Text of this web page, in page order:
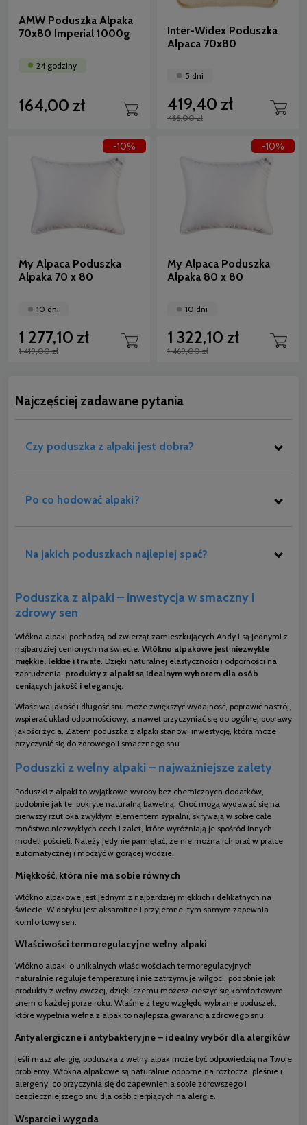
AMW Poduszka Alpaka
70x80 Imperial 1000g
24 godziny
164,00 zł
Inter-Widex Poduszka
Alpaca 70x80
5 dni
419,40 zł
466,00 zł
My Alpaca Poduszka
Alpaka 70 x 80
10 dni
1 277,10 zł
1 419,00 zł
-10%
My Alpaca Poduszka
Alpaka 80 x 80
10 dni
1 322,10 zł
1 469,00 zł
-10%
Najczęściej zadawane pytania
Czy poduszka z alpaki jest dobra?
Po co hodować alpaki?
Na jakich poduszkach najlepiej spać?
Poduszka z alpaki – inwestycja w smaczny i
zdrowy sen
Włókna alpaki pochodzą od zwierząt zamieszkujących Andy i są jednymi z
najbardziej cenionych na świecie. Włókno alpakowe jest niezwykle
miękkie, lekkie i trwałe. Dzięki naturalnej elastyczności i odporności na
zabrudzenia, produkty z alpaki są idealnym wyborem dla osób
ceniących jakość i elegancję.
Właściwa jakość i długość snu może zwiększyć wydajność, poprawić nastrój,
wspierać układ odpornościowy, a nawet przyczyniać się do ogólnej poprawy
jakości życia. Zatem poduszka z alpaki stanowi inwestycję, która może
przyczynić się do zdrowego i smacznego snu.
Poduszki z wełny alpaki – najważniejsze zalety
Poduszki z alpaki to wyjątkowe wyroby bez chemicznych dodatków,
podobnie jak te, pokryte naturalną bawełną. Choć mogą wydawać się na
pierwszy rzut oka zwykłym elementem sypialni, skrywają w sobie całe
mnóstwo niezwykłych cech i zalet, które wyróżniają je spośród innych
modeli pościeli. Należy jedynie pamiętać, że nie można ich prać w pralce
automatycznej i moczyć w gorącej wodzie.
Miękkość, która nie ma sobie równych
Włókno alpakowe jest jednym z najbardziej miękkich i delikatnych na
świecie. W dotyku jest aksamitne i przyjemne, tym samym zapewnia
komfortowy sen.
Właściwości termoregulacyjne wełny alpaki
Włókno alpaki o unikalnych właściwościach termoregulacyjnych
naturalnie reguluje temperaturę i nie zatrzymuje wilgoci, podobnie jak
produkty z wełny owczej, dzięki czemu możesz cieszyć się komfortowym
snem o każdej porze roku. Właśnie z tego względu wybranie poduszek,
które wypełnia wełna z alpak to najlepsza gwarancja zdrowego snu.
Antyalergiczne i antybakteryjne – idealny wybór dla alergików
Jeśli masz alergię, poduszka z wełny alpak może być odpowiedzią na Twoje
problemy. Włókna alpakowe są naturalnie odporne na roztocza, pleśnie i
alergeny, co przyczynia się do zapewnienia sobie zdrowszego i
bezpieczniejszego snu dla osób cierpiących na alergie.
Wsparcie i wygoda